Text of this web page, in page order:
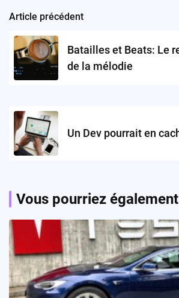
Post
navigation
Article précédent
Batailles et Beats: Le
de la mélodie
Un Dev pourrait en
Vous pourriez